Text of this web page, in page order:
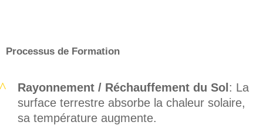
Processus de Formation
Rayonnement / Réchauffement du Sol : La
surface terrestre absorbe la chaleur solaire,
sa température augmente.